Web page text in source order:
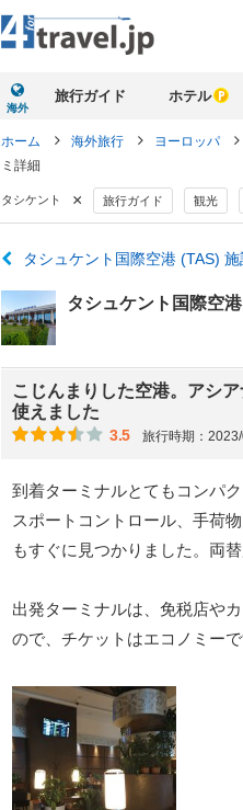
海外
旅行ガイド ホテル
ホーム 海外旅行 ヨーロッパ
ミ詳細
タシケント × 旅行ガイド 観光
タシュケント国際空港 (TAS)
タシュケント国際空
こじんまりした空港。アシ
使えました
3.5 旅行時期：2023/
到着ターミナルとてもコンパ
スポートコントロール、手荷
もすぐに見つかりました。両
出発ターミナルは、免税店や
ので、チケットはエコノミー